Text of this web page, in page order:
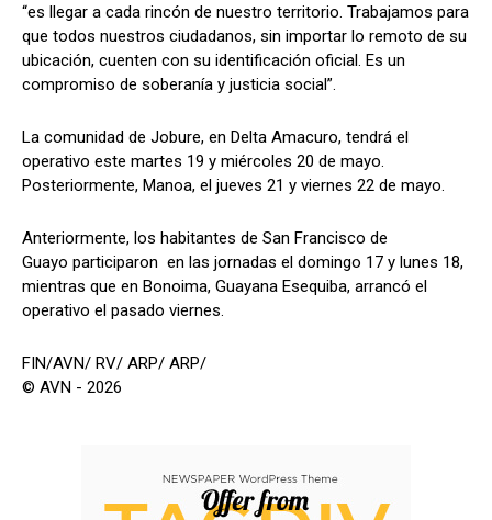
“es llegar a cada rincón de nuestro territorio. Trabajamos para
que todos nuestros ciudadanos, sin importar lo remoto de su
ubicación, cuenten con su identificación oficial. Es un
compromiso de soberanía y justicia social”.
La comunidad de Jobure, en Delta Amacuro, tendrá el
operativo este martes 19 y miércoles 20 de mayo.
Posteriormente, Manoa, el jueves 21 y viernes 22 de mayo.
Anteriormente, los habitantes de San Francisco de
Guayo participaron en las jornadas el domingo 17 y lunes 18,
mientras que en Bonoima, Guayana Esequiba, arrancó el
operativo el pasado viernes.
FIN/AVN/ RV/ ARP/ ARP/
© AVN - 2026